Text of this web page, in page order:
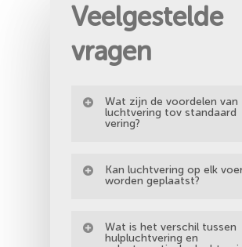
Veelgestelde
vragen
Wat zijn de voordelen van
luchtvering tov standaard
vering?
omstandigheden
beladen toestand rondrijdt
– automatisch wegwerken van
Kan luchtvering op elk
worden geplaatst?
systemen indien er voldoende
Wat is het verschil tussen
hulpluchtvering en